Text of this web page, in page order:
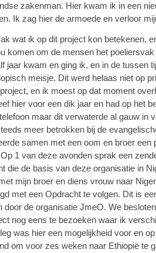
zakenman. Hier kwam ik in een
Ik zag hier de armoede en verloor
wat ik op dit project kon betekenen,
komen om de mensen het poeliersvak
jaar kwam en ging ik, en in de tussen
meisje. Dit werd helaas niet op
en ik moest op dat moment
hier voor een dik jaar en had op het
maar dit verwaterde al gauw in
meer betrokken bij de
samen met een oom en broer een
1 van deze avonden sprak een
die de basis van deze organisatie in
mijn broer en diens vrouw naar
met een Opdracht te volgen. Dit is
door de organisatie JmeO. We
nog eens te bezoeken waar ik
was hier een mogelijkheid voor en
om voor zes weken naar Ethiopië te